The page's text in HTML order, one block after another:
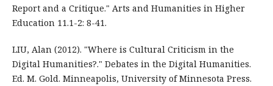
Report and a Critique." Arts and Humanities in Higher
Education 11.1-2: 8-41.
LIU, Alan (2012). "Where is Cultural Criticism in the
Digital Humanities?." Debates in the Digital Humanities.
Ed. M. Gold. Minneapolis, University of Minnesota Press.